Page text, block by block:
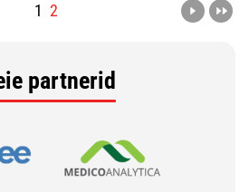
1 2
partnerid